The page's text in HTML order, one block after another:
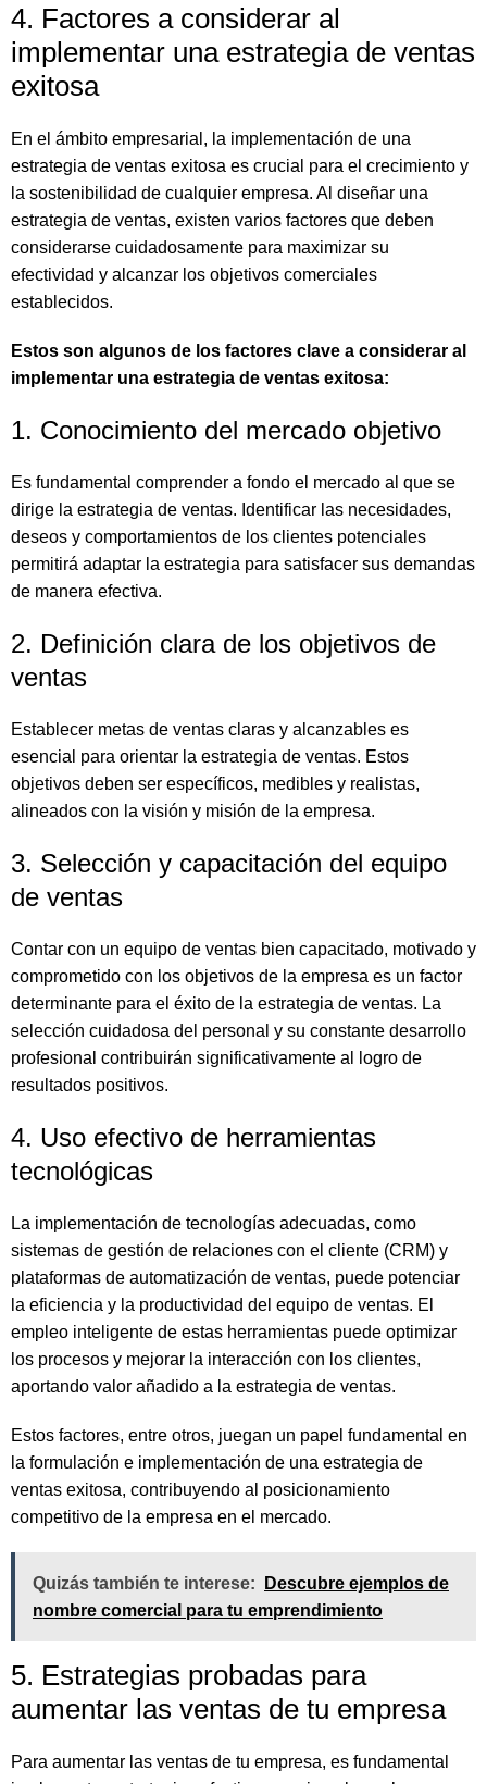
4. Factores a considerar al
implementar una estrategia de ventas
exitosa
En el ámbito empresarial, la implementación de una
estrategia de ventas exitosa es crucial para el crecimiento y
la sostenibilidad de cualquier empresa. Al diseñar una
estrategia de ventas, existen varios factores que deben
considerarse cuidadosamente para maximizar su
efectividad y alcanzar los objetivos comerciales
establecidos.
Estos son algunos de los factores clave a considerar al
implementar una estrategia de ventas exitosa:
1. Conocimiento del mercado objetivo
Es fundamental comprender a fondo el mercado al que se
dirige la estrategia de ventas. Identificar las necesidades,
deseos y comportamientos de los clientes potenciales
permitirá adaptar la estrategia para satisfacer sus demandas
de manera efectiva.
2. Definición clara de los objetivos de
ventas
Establecer metas de ventas claras y alcanzables es
esencial para orientar la estrategia de ventas. Estos
objetivos deben ser específicos, medibles y realistas,
alineados con la visión y misión de la empresa.
3. Selección y capacitación del equipo
de ventas
Contar con un equipo de ventas bien capacitado, motivado y
comprometido con los objetivos de la empresa es un factor
determinante para el éxito de la estrategia de ventas. La
selección cuidadosa del personal y su constante desarrollo
profesional contribuirán significativamente al logro de
resultados positivos.
4. Uso efectivo de herramientas
tecnológicas
La implementación de tecnologías adecuadas, como
sistemas de gestión de relaciones con el cliente (CRM) y
plataformas de automatización de ventas, puede potenciar
la eficiencia y la productividad del equipo de ventas. El
empleo inteligente de estas herramientas puede optimizar
los procesos y mejorar la interacción con los clientes,
aportando valor añadido a la estrategia de ventas.
Estos factores, entre otros, juegan un papel fundamental en
la formulación e implementación de una estrategia de
ventas exitosa, contribuyendo al posicionamiento
competitivo de la empresa en el mercado.
Quizás también te interese:
Descubre ejemplos de
nombre comercial para tu emprendimiento
5. Estrategias probadas para
aumentar las ventas de tu empresa
Para aumentar las ventas de tu empresa, es fundamental